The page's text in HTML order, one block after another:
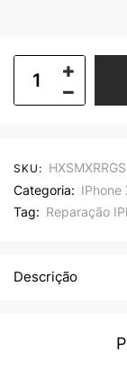
SKU: HXSMXRRGS
Categoria: IPhone
Tag: Reparação
Descrição